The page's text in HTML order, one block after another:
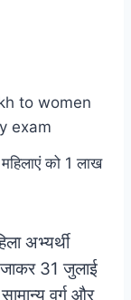
महिलाएं को 1 लाख
अभ्यर्थी
31 जुलाई
वर्ग और